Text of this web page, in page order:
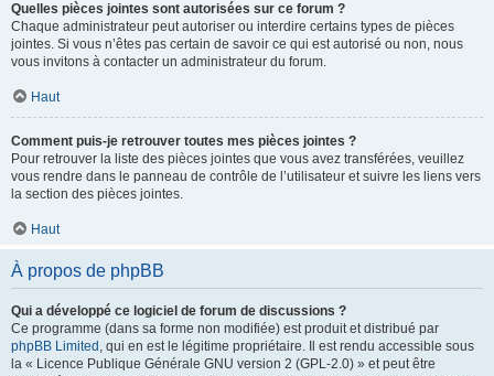
Quelles pièces jointes sont autorisées sur ce forum ?
Chaque administrateur peut autoriser ou interdire certains types de pièces
jointes. Si vous n’êtes pas certain de savoir ce qui est autorisé ou non, nous
vous invitons à contacter un administrateur du forum.
Haut
Comment puis-je retrouver toutes mes pièces jointes ?
Pour retrouver la liste des pièces jointes que vous avez transférées, veuillez
vous rendre dans le panneau de contrôle de l’utilisateur et suivre les liens vers
la section des pièces jointes.
Haut
À propos de phpBB
Qui a développé ce logiciel de forum de discussions ?
Ce programme (dans sa forme non modifiée) est produit et distribué par
phpBB Limited , qui en est le légitime propriétaire. Il est rendu accessible sous
la « Licence Publique Générale GNU version 2 (GPL-2.0) » et peut être